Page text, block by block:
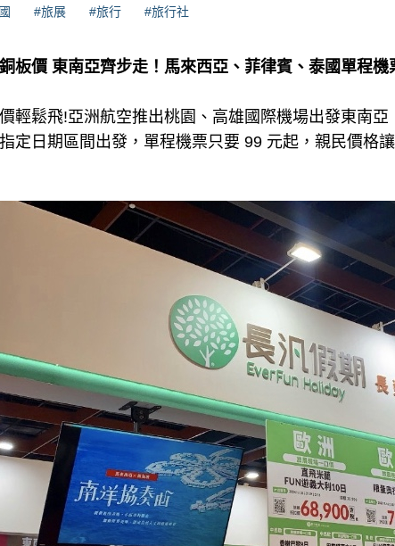
#旅展 #旅行 #旅行社
板價 東南亞齊步走！馬來西亞、菲律賓、泰國單程機
輕鬆飛!亞洲航空推出桃園、高雄國際機場出發東南亞
定日期區間出發，單程機票只要 99 元起，親民價格